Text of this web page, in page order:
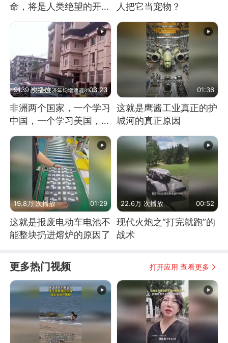
命，将是人类绝望的开
人把它当宠物？
9139 次播放 03:23
非洲两个国家，一个学习
中国，一个学习美国，结
01:36
这就是鹰酱工业真正的护
城河的真正原因
19.8万 次播放 01:29
这就是报废电动车电池不
能整块扔进熔炉的原因了
22.6万 次播放 00:52
现代火炮之“打完就跑”的
战术
更多热门视频 打开应用 查看更多